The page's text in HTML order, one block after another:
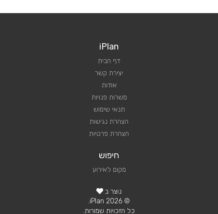
iPlan
דף הבית
יצירת קשר
אודות
משרות פנויות
תנאי שימוש
הצהרת נגישות
הצהרת פרטיות
חיפוש
מקום לאירוע
נוצר ב
© 2026 iPlan.
כל הזכויות שמורות.